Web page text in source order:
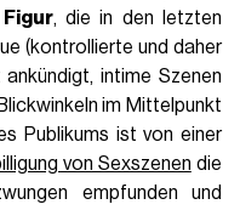
, die in den letzten
(kontrollierte und daher
intime Szenen
im Mittelpunkt
Publikums ist von einer
von Sexszenen die
empfunden und